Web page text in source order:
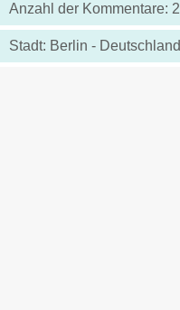
Anzahl der Kommentare: 2
Stadt: Berlin - Deutschland